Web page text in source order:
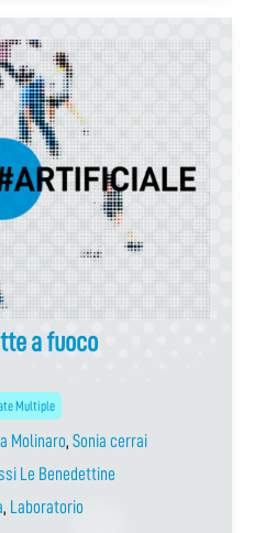
a fuoco
Multiple
Molinaro, Sonia cerrai
Le Benedettine
, Laboratorio